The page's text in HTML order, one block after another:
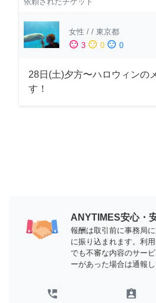
女性 / / 東京都
sentiment_satisfied 3 sentiment_neutral 0 sentiment_dissatisfied 0
28日(土)夕方〜ハロウィンの
す！
ANYTIMES安心・
報酬は取引前に事務局
に振り込まれます。利
でも不審な内容のサー
ーがあった場合は通報し
perm_phone_msg assignment_ind